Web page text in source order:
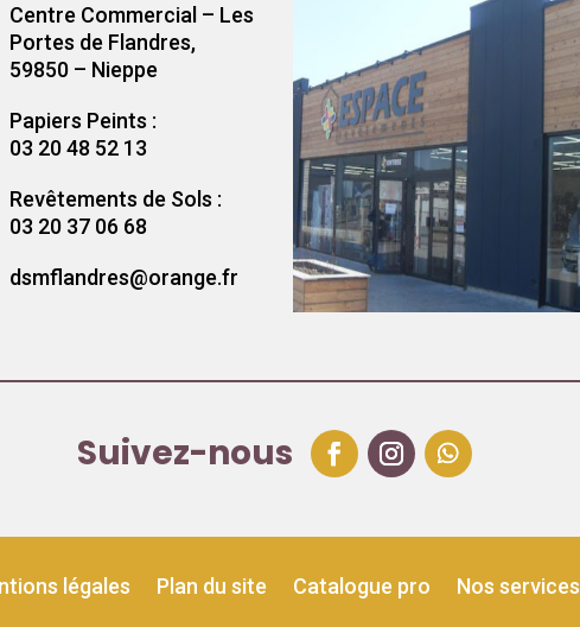
Centre Commercial – Les
Portes de Flandres,
59850 – Nieppe
Papiers Peints :
03 20 48 52 13
Revêtements de Sols :
03 20 37 06 68
dsmflandres@orange.fr
Suivez-nous
légales Plan du site Catalogue pro Nos services